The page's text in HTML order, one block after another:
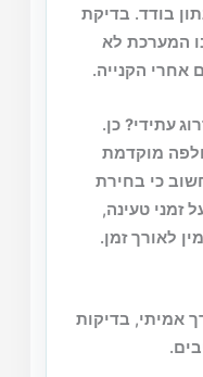
בודד. בדיקת
המערכת לא
אחרי הקנייה.
עתידי? כן.
מוקדמת
כי בחירת
זמני טעינה,
לאורך זמן.
אמיתי, בדיקות